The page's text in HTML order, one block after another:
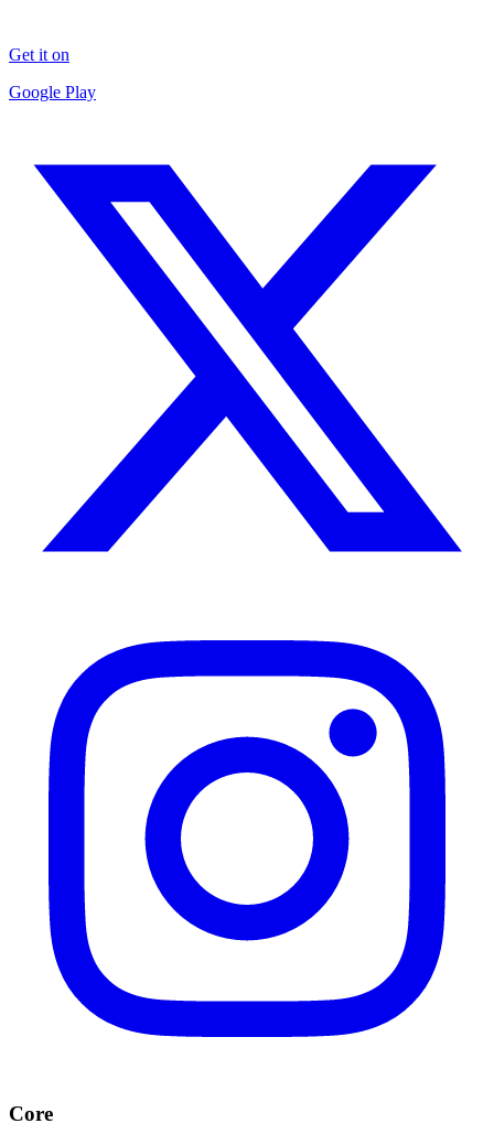
Get it on
Google Play
Core